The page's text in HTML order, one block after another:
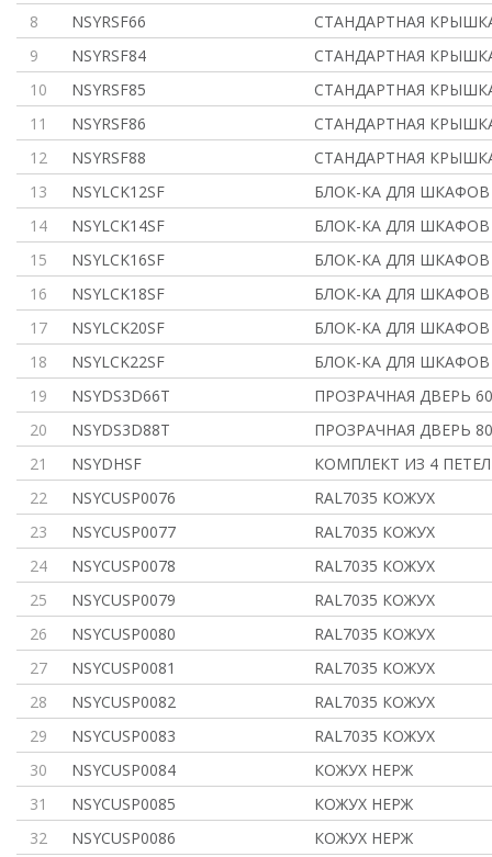
8
NSYRSF66
СТАНДАРТНАЯ
9
NSYRSF84
СТАНДАРТНАЯ
10
NSYRSF85
СТАНДАРТНАЯ
11
NSYRSF86
СТАНДАРТНАЯ
12
NSYRSF88
СТАНДАРТНАЯ
13
NSYLCK12SF
БЛОК-КА ДЛЯ
14
NSYLCK14SF
БЛОК-КА ДЛЯ
15
NSYLCK16SF
БЛОК-КА ДЛЯ
16
NSYLCK18SF
БЛОК-КА ДЛЯ
17
NSYLCK20SF
БЛОК-КА ДЛЯ
18
NSYLCK22SF
БЛОК-КА ДЛЯ
19
NSYDS3D66T
ПРОЗРАЧНАЯ ДВЕРЬ
20
NSYDS3D88T
ПРОЗРАЧНАЯ ДВЕРЬ
21
NSYDHSF
КОМПЛЕКТ ИЗ 4
22
NSYCUSP0076
RAL7035 КОЖУХ
23
NSYCUSP0077
RAL7035 КОЖУХ
24
NSYCUSP0078
RAL7035 КОЖУХ
25
NSYCUSP0079
RAL7035 КОЖУХ
26
NSYCUSP0080
RAL7035 КОЖУХ
27
NSYCUSP0081
RAL7035 КОЖУХ
28
NSYCUSP0082
RAL7035 КОЖУХ
29
NSYCUSP0083
RAL7035 КОЖУХ
30
NSYCUSP0084
КОЖУХ НЕРЖ
31
NSYCUSP0085
КОЖУХ НЕРЖ
32
NSYCUSP0086
КОЖУХ НЕРЖ